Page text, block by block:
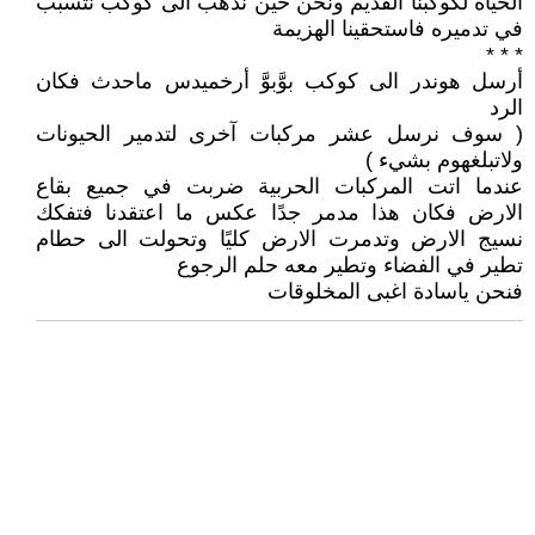
في تدميره فاستحقينا الهزيمة
* * *
أرسل هوندر الى كوكب بوَّبوَّ أرخميدس ماحدث فكان
الرد
( سوف نرسل عشر مركبات آخرى لتدمير الحيونات
ولاتبلغهوم بشيء )
عندما اتت المركبات الحربية ضربت في جميع بقاع
الارض فكان هذا مدمر جدًا عكس ما اعتقدنا فتفكك
نسيج الارض وتدمرت الارض كليًا وتحولت الى حطام
تطير في الفضاء وتطير معه حلم الرجوع
فنحن ياسادة اغبى المخلوقات